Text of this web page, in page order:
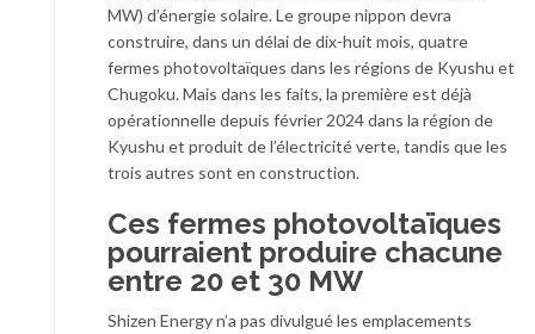
MW) d’énergie solaire. Le groupe nippon devra
construire, dans un délai de dix-huit mois, quatre
fermes photovoltaïques dans les régions de Kyushu et
Chugoku. Mais dans les faits, la première est déjà
opérationnelle depuis février 2024 dans la région de
Kyushu et produit de l’électricité verte, tandis que les
trois autres sont en construction.
Ces fermes photovoltaïques
pourraient produire chacune
entre 20 et 30 MW
Shizen Energy n’a pas divulgué les emplacements